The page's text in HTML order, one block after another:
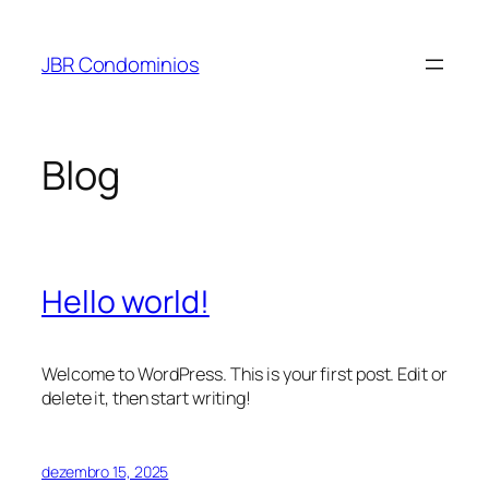
JBR Condominios
Blog
Hello world!
Welcome to WordPress. This is your first post. Edit or
delete it, then start writing!
dezembro 15, 2025